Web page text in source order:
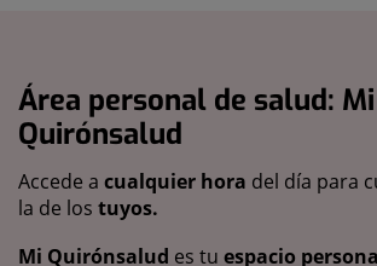
Área personal de salud: Mi
Quirónsalud
Accede a cualquier hora del día para
la de los tuyos.
Mi Quirónsalud es tu espacio